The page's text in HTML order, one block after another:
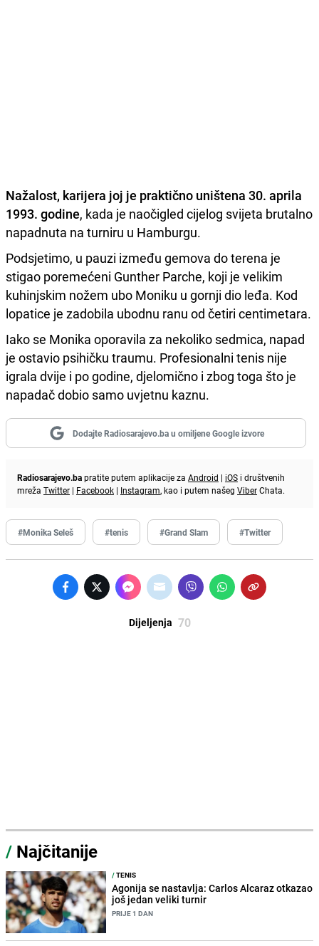
Nažalost, karijera joj je praktično uništena 30. aprila
1993. godine, kada je naočigled cijelog svijeta brutalno
napadnuta na turniru u Hamburgu.
Podsjetimo, u pauzi između gemova do terena je
stigao poremećeni Gunther Parche, koji je velikim
kuhinjskim nožem ubo Moniku u gornji dio leđa. Kod
lopatice je zadobila ubodnu ranu od četiri centimetara.
Iako se Monika oporavila za nekoliko sedmica, napad
je ostavio psihičku traumu. Profesionalni tenis nije
igrala dvije i po godine, djelomično i zbog toga što je
napadač dobio samo uvjetnu kaznu.
Dodajte Radiosarajevo.ba u omiljene Google izvore
Radiosarajevo.bapratite putem aplikacije za Android | iOS i društvenih
mreža Twitter | Facebook | Instagram, kao i putem našeg ViberChata.
#Monika Seleš #tenis #Grand Slam #Twitter
Dijeljenja 70
/ Najčitanije
/TENIS
Agonija se nastavlja: Carlos Alcaraz otkazao
još jedan veliki turnir
PRIJE 1 DAN